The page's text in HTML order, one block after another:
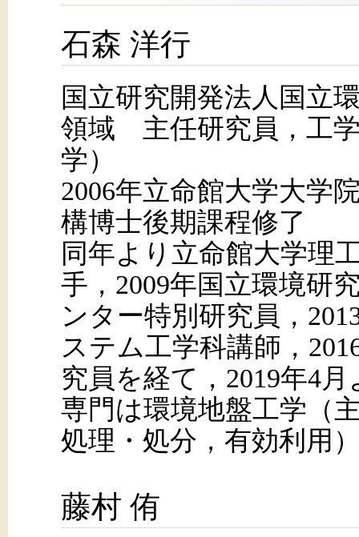
石森 洋行
国立研究開発法人国立
領域 主任研究員，工
学）
2006年立命館大学大学
構博士後期課程修了
同年より立命館大学理
手，2009年国立環境研
ンター特別研究員，
ステム工学科講師，
究員を経て，2019年4
専門は環境地盤工学（
処理・処分，有効利用
藤村 侑